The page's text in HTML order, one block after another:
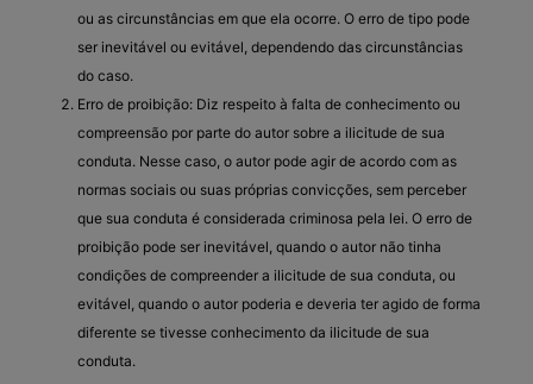
ou as circunstâncias em que ela ocorre. O erro de tipo pode
ser inevitável ou evitável, dependendo das circunstâncias
do caso.
Erro de proibição: Diz respeito à falta de conhecimento ou
compreensão por parte do autor sobre a ilicitude de sua
conduta. Nesse caso, o autor pode agir de acordo com as
normas sociais ou suas próprias convicções, sem perceber
que sua conduta é considerada criminosa pela lei. O erro de
proibição pode ser inevitável, quando o autor não tinha
condições de compreender a ilicitude de sua conduta, ou
evitável, quando o autor poderia e deveria ter agido de forma
diferente se tivesse conhecimento da ilicitude de sua
conduta.